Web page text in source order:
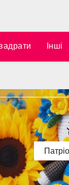
Інші